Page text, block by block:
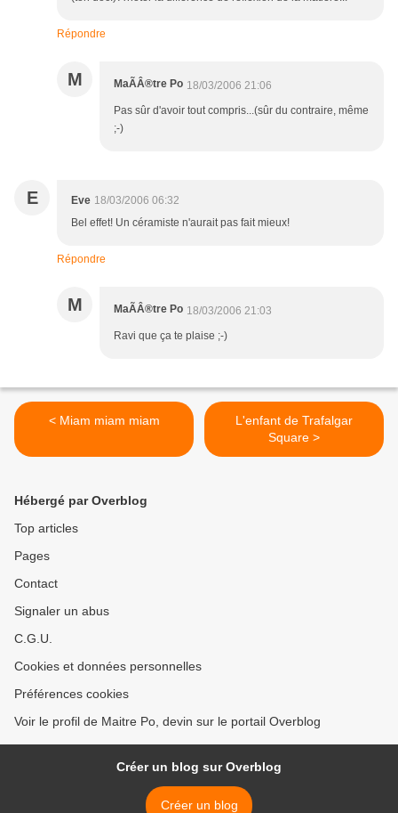
Répondre
M MaÃÂ®tre Po 18/03/2006 21:06
Pas sûr d'avoir tout compris...(sûr du contraire, même
;-)
E Eve 18/03/2006 06:32
Bel effet! Un céramiste n'aurait pas fait mieux!
Répondre
M MaÃÂ®tre Po 18/03/2006 21:03
Ravi que ça te plaise ;-)
< Miam miam miam
L'enfant de Trafalgar
Square >
Hébergé par Overblog
Top articles
Pages
Contact
Signaler un abus
C.G.U.
Cookies et données personnelles
Préférences cookies
Voir le profil de Maitre Po, devin sur le portail Overblog
Créer un blog sur Overblog
Créer un blog